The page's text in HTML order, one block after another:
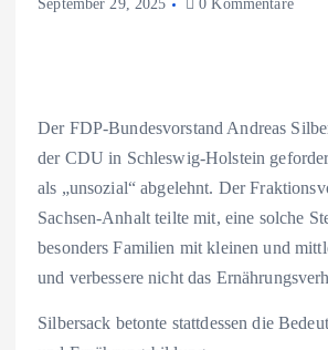
September 29, 2025
0 Kommentare
Der FDP-Bundesvorstand Andreas
der CDU in Schleswig-Holstein
als „unsozial“ abgelehnt. Der
Sachsen-Anhalt teilte mit, eine solche
besonders Familien mit kleinen und
und verbessere nicht das
Silbersack betonte stattdessen die